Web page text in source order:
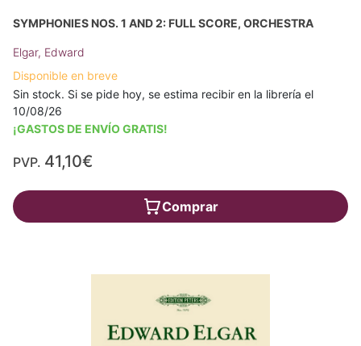
SYMPHONIES NOS. 1 AND 2: FULL SCORE, ORCHESTRA
Elgar, Edward
Disponible en breve
Sin stock. Si se pide hoy, se estima recibir en la librería el
10/08/26
¡GASTOS DE ENVÍO GRATIS!
PVP. 41,10€
Comprar